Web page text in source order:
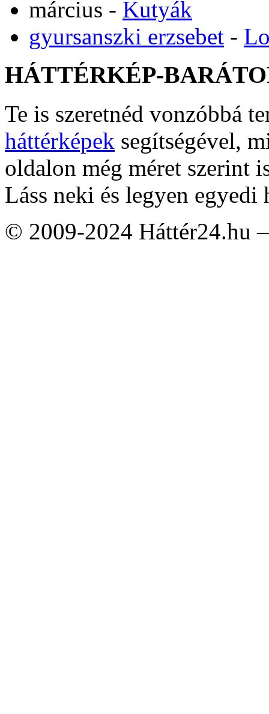
március - Kutyák
gyursanszki erzsebet -
HÁTTÉRKÉP-
Te is szeretnéd vonzóbbá
háttérképek segítségével,
oldalon még méret szerint
Láss neki és legyen egyedi
© 2009-2024 Háttér24.hu